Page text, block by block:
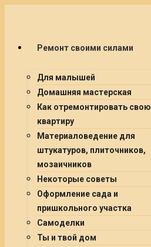
Ремонт своими силами
Для малышей
Домашняя мастерская
Как отремонтировать свою
квартиру
Материаловедение для
штукатуров, плиточников,
мозаичников
Некоторые советы
Оформление сада и
пришкольного участка
Самоделки
Ты и твой дом